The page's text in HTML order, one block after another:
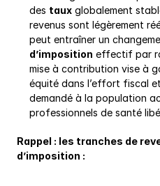
des taux globalement
revenus sont légèrement
peut entraîner un
d’imposition effectif par
mise à contribution vise à
équité dans l’effort fiscal
demandé à la population
professionnels de santé
Rappel : les tranches de
d’imposition :